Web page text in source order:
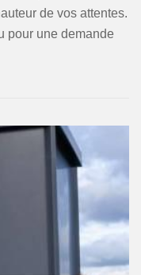
de vos attentes.
pour une demande